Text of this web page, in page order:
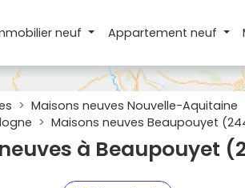
neuf Appartement neuf
Maisons neuves Nouvelle-Aquitaine
Maisons neuves Beaupouyet
à Beaupouyet